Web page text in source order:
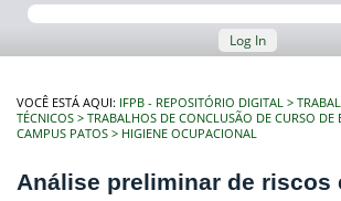
Log In
VOCÊ ESTÁ AQUI: IFPB - REPOSITÓRIO DIGITAL
TÉCNICOS
TRABALHOS DE CONCLUSÃO DE CURSO DE
CAMPUS PATOS
HIGIENE OCUPACIONAL
Análise preliminar de riscos